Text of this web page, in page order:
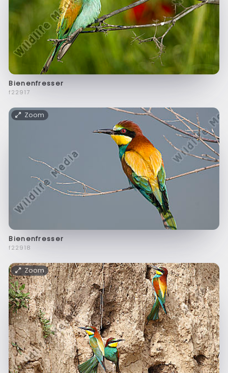
Bienenfresser
f22917
Zoom
Bienenfresser
f22918
Zoom